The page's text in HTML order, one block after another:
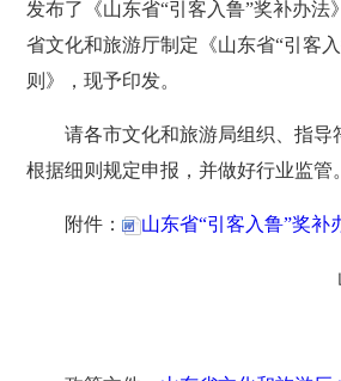
发布了《山东省“引客入鲁”奖补办法
省文化和旅游厅制定《山东省“引客
则》，现予印发。
请各市文化和旅游局组织、指导
根据细则规定申报，并做好行业监管。
附件： 山东省“引客入鲁”奖补